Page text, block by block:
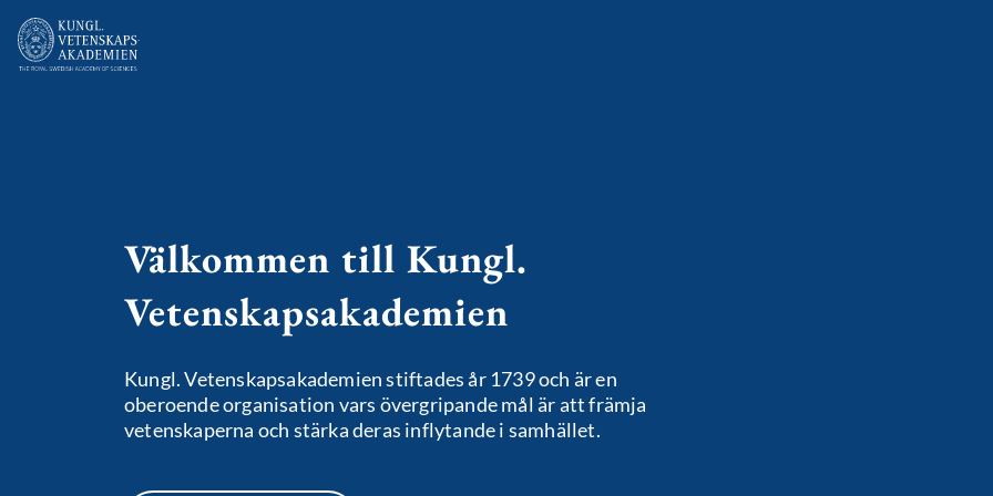
Välkommen till Kungl.
Vetenskapsakademien
Kungl. Vetenskapsakademien stiftades år 1739 och är en
oberoende organisation vars övergripande mål är att främja
vetenskaperna och stärka deras inflytande i samhället.